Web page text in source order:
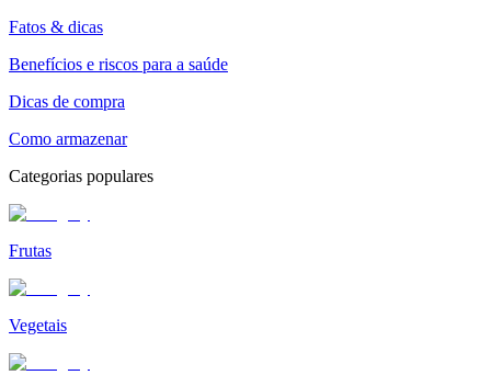
Fatos & dicas
Benefícios e riscos para a saúde
Dicas de compra
Como armazenar
Categorias populares
Frutas
Vegetais